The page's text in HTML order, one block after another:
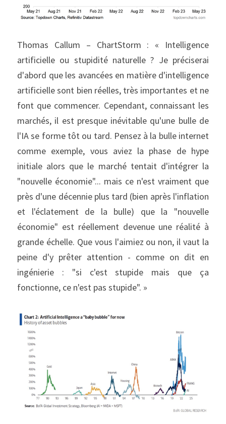
Thomas Callum – ChartStorm : « Intelligence
artificielle ou stupidité naturelle ? Je préciserai
d'abord que les avancées en matière d'intelligence
artificielle sont bien réelles, très importantes et ne
font que commencer. Cependant, connaissant les
marchés, il est presque inévitable qu'une bulle de
l'IA se forme tôt ou tard. Pensez à la bulle internet
comme exemple, vous aviez la phase de hype
initiale alors que le marché tentait d'intégrer la
"nouvelle économie"... mais ce n'est vraiment que
près d'une décennie plus tard (bien après l'inflation
et l'éclatement de la bulle) que la "nouvelle
économie" est réellement devenue une réalité à
grande échelle. Que vous l'aimiez ou non, il vaut la
peine d'y prêter attention - comme on dit en
ingénierie : "si c'est stupide mais que ça
fonctionne, ce n'est pas stupide". »